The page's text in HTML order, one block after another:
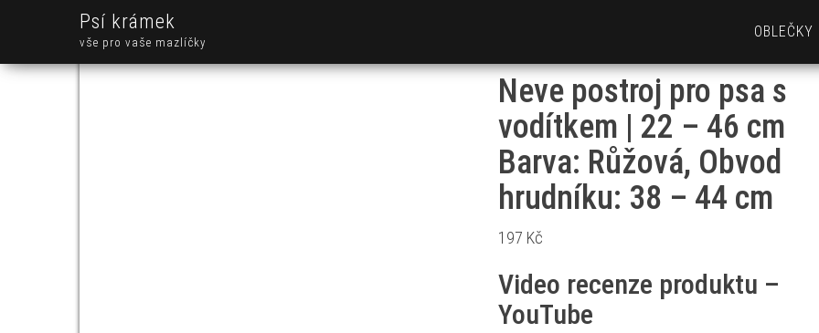
Psí krámek
vše pro vaše mazlíčky
Neve postroj pro psa s
vodítkem | 22 – 46 cm
Barva: Růžová, Obvod
hrudníku: 38 – 44 cm
197 Kč
Video recenze produktu –
YouTube